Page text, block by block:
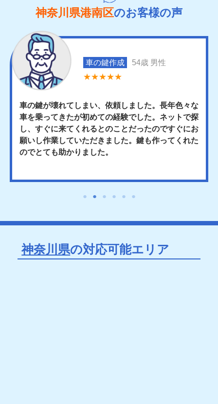
神奈川県港南区のお客様の声
車の鍵作成
54歳 男性
★★★★★
車の鍵が壊れてしまい、依頼しました。長年色々な
車を乗ってきたが初めての経験でした。ネットで探
し、すぐに来てくれるとのことだったのですぐにお
願いし作業していただきました。鍵も作ってくれた
のでとても助かりました。
神奈川県の対応可能エリア